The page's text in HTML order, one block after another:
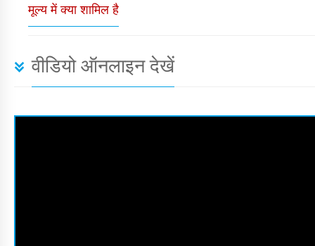
मूल्य में क्या शामिल है
वीडियो ऑनलाइन देखें